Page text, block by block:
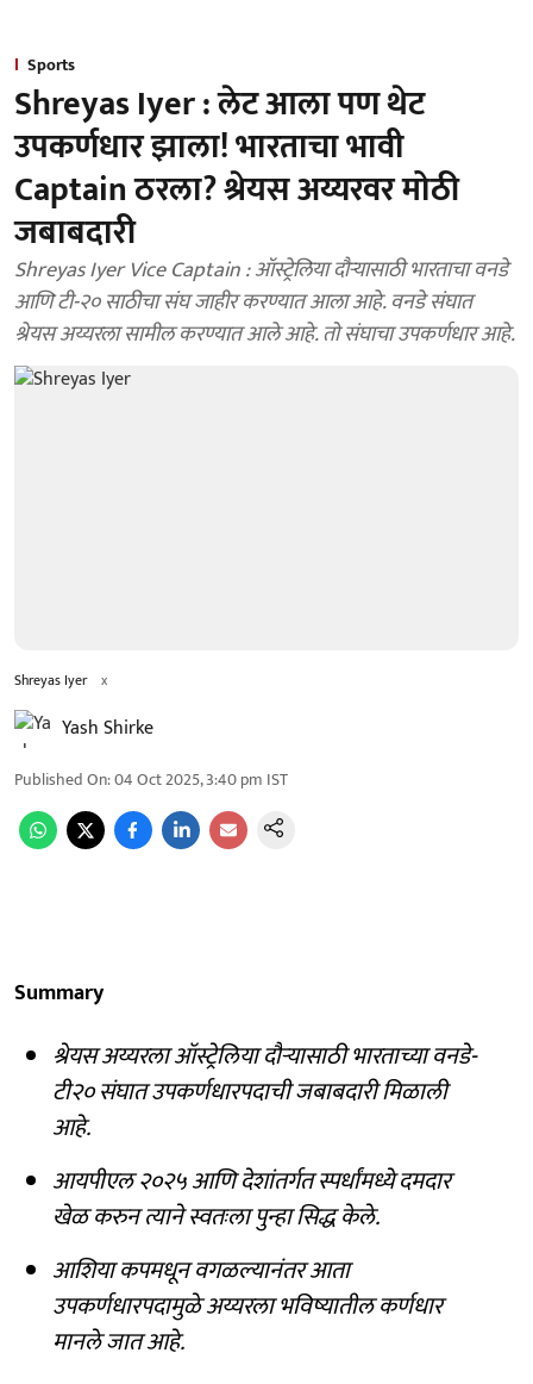
Sports
Shreyas Iyer : लेट आला पण थेट
उपकर्णधार झाला! भारताचा भावी
Captain ठरला? श्रेयस अय्यरवर मोठी
जबाबदारी
Shreyas Iyer Vice Captain : ऑस्ट्रेलिया दौऱ्यासाठी भारताचा वनडे
आणि टी-२० साठीचा संघ जाहीर करण्यात आला आहे. वनडे संघात
श्रेयस अय्यरला सामील करण्यात आले आहे. तो संघाचा उपकर्णधार आहे.
Shreyas Iyer x
Yash Shirke
Published On:04 Oct 2025, 3:40 pm IST
Summary
श्रेयस अय्यरला ऑस्ट्रेलिया दौऱ्यासाठी भारताच्या वनडे-
टी२० संघात उपकर्णधारपदाची जबाबदारी मिळाली
आहे.
आयपीएल २०२५ आणि देशांतर्गत स्पर्धांमध्ये दमदार
खेळ करुन त्याने स्वतःला पुन्हा सिद्ध केले.
आशिया कपमधून वगळल्यानंतर आता
उपकर्णधारपदामुळे अय्यरला भविष्यातील कर्णधार
मानले जात आहे.